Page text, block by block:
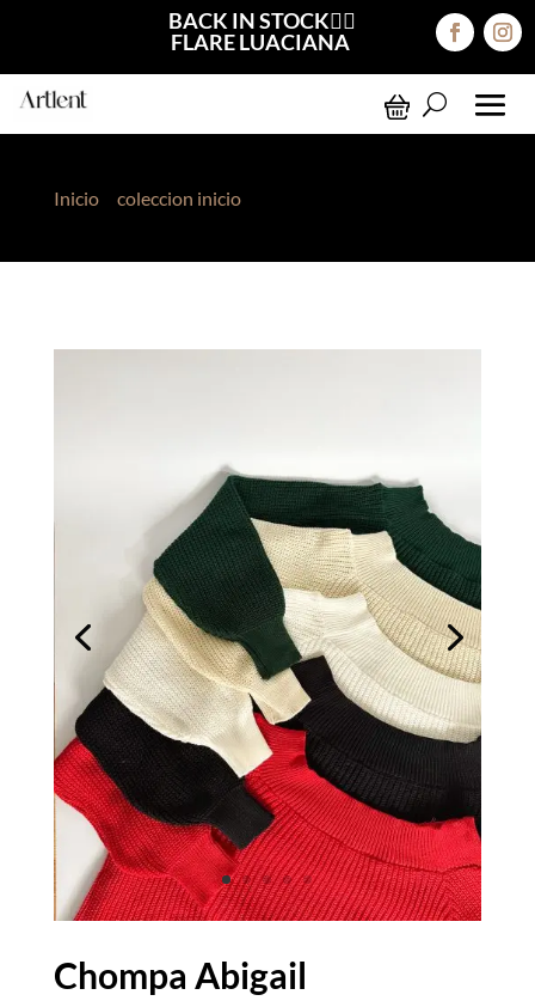
BACK IN STOCK❤️‍🔥
FLARE LUACIANA
Inicio> coleccion inicio> Chompa Abigail
Chompa Abigail